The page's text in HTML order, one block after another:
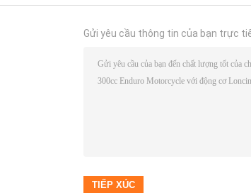
Gửi yêu cầu thông tin của bạn trực